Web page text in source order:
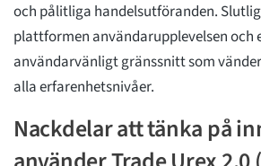
och pålitliga handelsutföranden.
plattformen användarupplevelsen och
användarvänligt gränssnitt som
alla erfarenhetsnivåer.
Nackdelar att tänka på